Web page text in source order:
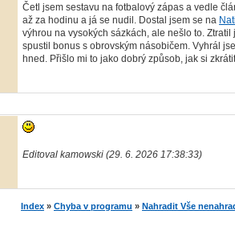
Četl jsem sestavu na fotbalový zápas a vedle
až za hodinu a já se nudil. Dostal jsem se na
výhrou na vysokých sázkách, ale nešlo to.
spustil bonus s obrovským násobičem. Vyhrál
hned. Přišlo mi to jako dobrý způsob, jak si
Editoval kamowski (29. 6. 2026 17:38:33)
Index » Chyba v programu » Nahradit Vše